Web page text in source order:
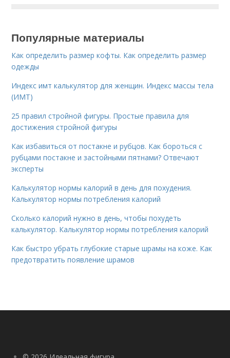
Популярные материалы
Как определить размер кофты. Как определить размер
одежды
Индекс имт калькулятор для женщин. Индекс массы тела
(ИМТ)
25 правил стройной фигуры. Простые правила для
достижения стройной фигуры
Как избавиться от постакне и рубцов. Как бороться с
рубцами постакне и застойными пятнами? Отвечают
эксперты
Калькулятор нормы калорий в день для похудения.
Калькулятор нормы потребления калорий
Сколько калорий нужно в день, чтобы похудеть
калькулятор. Калькулятор нормы потребления калорий
Как быстро убрать глубокие старые шрамы на коже. Как
предотвратить появление шрамов